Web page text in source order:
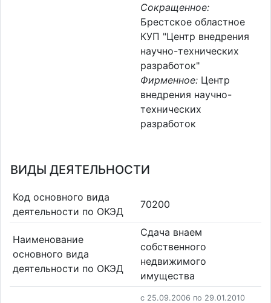
Сокращенное:
Брестское областное
КУП "Центр внедрения
научно-технических
разработок"
Фирменное: Центр
внедрения научно-
технических
разработок
ВИДЫ ДЕЯТЕЛЬНОСТИ
Код основного вида
деятельности по ОКЭД
70200
Наименование
основного вида
деятельности по ОКЭД
Сдача внаем
собственного
недвижимого
имущества
c 25.09.2006 по 29.01.2010